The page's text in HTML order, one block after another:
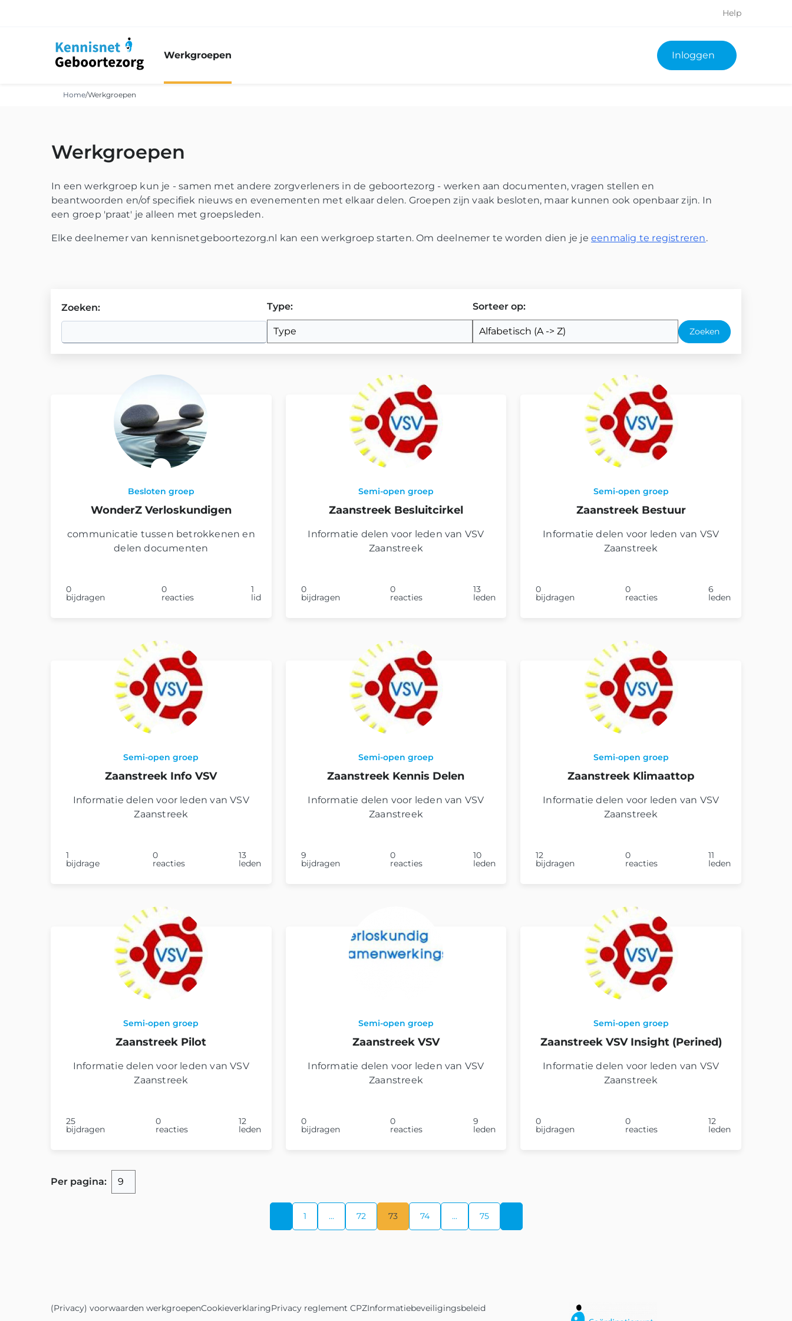
Help
Werkgroepen Inloggen
Home/Werkgroepen
Werkgroepen
In een werkgroep kun je - samen met andere zorgverleners in de geboortezorg - werken aan documenten, vragen stellen en
beantwoorden en/of specifiek nieuws en evenementen met elkaar delen. Groepen zijn vaak besloten, maar kunnen ook openbaar zijn. In
een groep 'praat' je alleen met groepsleden.
Elke deelnemer van kennisnetgeboortezorg.nl kan een werkgroep starten. Om deelnemer te worden dien je jeeenmalig te registreren.
Zoeken: Type: Sorteer op:
Zoeken
Besloten groep
WonderZ Verloskundigen
communicatie tussen betrokkenen en
delen documenten
0
bijdragen
0
reacties
1
lid
Semi-open groep
Zaanstreek Besluitcirkel
Informatie delen voor leden van VSV
Zaanstreek
0
bijdragen
0
reacties
13
leden
Semi-open groep
Zaanstreek Bestuur
Informatie delen voor leden van VSV
Zaanstreek
0
bijdragen
0
reacties
6
leden
Semi-open groep
Zaanstreek Info VSV
Informatie delen voor leden van VSV
Zaanstreek
1
bijdrage
0
reacties
13
leden
Semi-open groep
Zaanstreek Kennis Delen
Informatie delen voor leden van VSV
Zaanstreek
9
bijdragen
0
reacties
10
leden
Semi-open groep
Zaanstreek Klimaattop
Informatie delen voor leden van VSV
Zaanstreek
12
bijdragen
0
reacties
11
leden
Semi-open groep
Zaanstreek Pilot
Informatie delen voor leden van VSV
Zaanstreek
25
bijdragen
0
reacties
12
leden
Semi-open groep
Zaanstreek VSV
Informatie delen voor leden van VSV
Zaanstreek
0
bijdragen
0
reacties
9
leden
Semi-open groep
Zaanstreek VSV Insight (Perined)
Informatie delen voor leden van VSV
Zaanstreek
0
bijdragen
0
reacties
12
leden
Per pagina:
1 ... 72 73 74 ... 75
(Privacy) voorwaarden werkgroepenCookieverklaringPrivacy reglement CPZInformatiebeveiligingsbeleid